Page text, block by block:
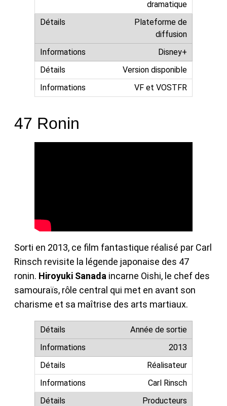
dramatique
Plateforme de
diffusion
Disney+
Version disponible
VF et VOSTFR
47 Ronin
Sorti en 2013, ce film fantastique réalisé par Carl
Rinsch revisite la légende japonaise des 47
ronin. Hiroyuki Sanada incarne Oishi, le chef des
samouraïs, rôle central qui met en avant son
charisme et sa maîtrise des arts martiaux.
Année de sortie
2013
Réalisateur
Carl Rinsch
Producteurs